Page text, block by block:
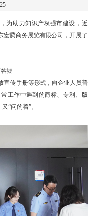
为助力知识产权强市建设，近
宏腾商务展览有限公司，开展了
疑
宣传手册等形式，向企业人员普
工作中遇到的商标、专利、版
“问的着”。